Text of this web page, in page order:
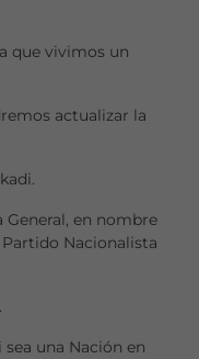
que vivimos un
actualizar la
General, en nombre
Nacionalista
una Nación en